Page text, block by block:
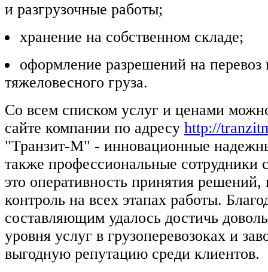
и разгрузочные работы;
хранение на собственном складе;
оформление разрешений на перевоз
тяжеловесного груза.
Со всем списком услуг и ценами
сайте компании по адресу http://
"Транзит-М" - инновационные
также профессиональные сотрудники
это оперативность принятия
контроль на всех этапах работы.
составляющим удалось достичь
уровня услуг в грузоперевозоках и
выгодную репутацию среди клиентов.